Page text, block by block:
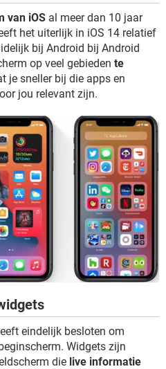
van iOS al meer dan 10 jaar
het uiterlijk in iOS 14 relatief
bij Android bij Android
op veel gebieden te
je sneller bij die apps en
jou relevant zijn.
eindelijk besloten om
Widgets zijn
die live informatie